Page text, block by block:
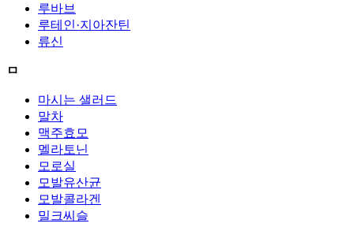
루바브
루테인·지아잔틴
류신
ㅁ
마시는 샐러드
말차
맥주효모
멜라토닌
모로실
모발유산균
모발콜라겐
밀크씨슬